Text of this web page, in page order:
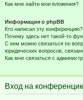
Как мне найти мои вложения?
Информация о phpBB
Кто написал эту конференцию?
Почему здесь нет такой-то
С кем можно связаться по
юридических вопросов,
Как мне связаться с
Вход на